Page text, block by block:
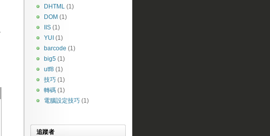
DHTML (1)
DOM (1)
IIS (1)
YUI (1)
barcode (1)
big5 (1)
utf8 (1)
技巧 (1)
轉碼 (1)
電腦設定技巧 (1)
追蹤者